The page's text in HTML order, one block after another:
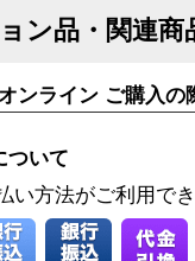
ン品・関連商
ンライン ご購入の
ついて
い方法がご利用で